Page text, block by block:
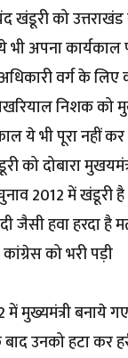
खंडूरी को उत्तराखंड
भी अपना
वर्ग के लिए
निशक को
ये भी पूरा नहीं
को दोबारा
2012 में खंडूरी है
जैसी हवा हरदा है
को भरी पड़ी
मुख्यमंत्री बनाये
उनको हटा कर